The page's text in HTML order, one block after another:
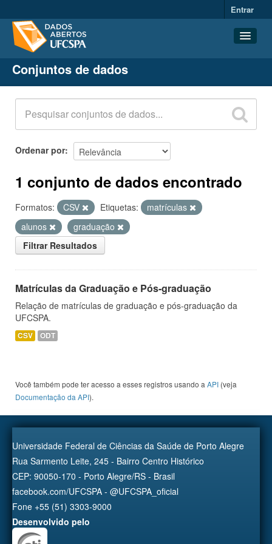
Entrar
Conjuntos de dados
Organizações
Grupos
Sobre
Conjuntos de dados
Ordenar por
1 conjunto de dados encontrado
Formatos: CSV Etiquetas:
matrículas
alunos
graduação
Filtrar Resultados
Matrículas da Graduação e Pós-graduação
Relação de matrículas de graduação e pós-graduação da
UFCSPA.
CSV ODT
Você também pode ter acesso a esses registros usando a API (veja
Documentação da API).
Universidade Federal de Ciências da Saúde de Porto Alegre
Rua Sarmento Leite, 245 - Bairro Centro Histórico
CEP: 90050-170 - Porto Alegre/RS - Brasil
facebook.com/UFCSPA - @UFCSPA_oficial
Fone +55 (51) 3303-9000
Desenvolvido pelo